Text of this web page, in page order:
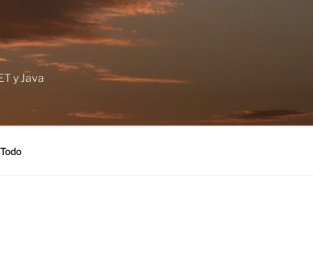
y Java
Todo